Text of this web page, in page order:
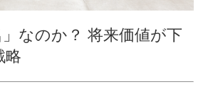
なのか？ 将来価値が下
略